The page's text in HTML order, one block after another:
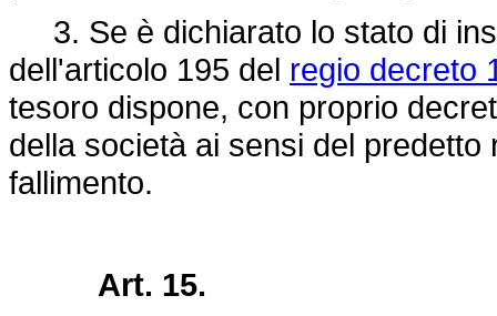
3. Se è dichiarato lo stato di
dell'articolo 195 del regio decreto
tesoro dispone, con proprio
della società ai sensi del
fallimento.
Art. 15.